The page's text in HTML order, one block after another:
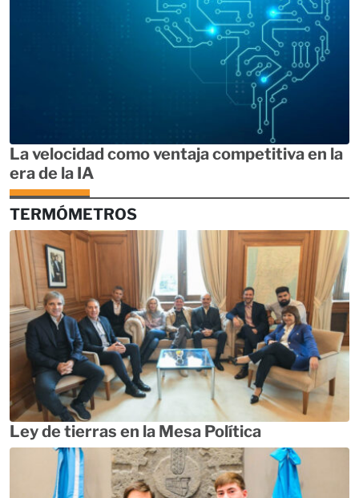
La velocidad como ventaja competitiva en la
era de la IA
TERMÓMETROS
Ley de tierras en la Mesa Política